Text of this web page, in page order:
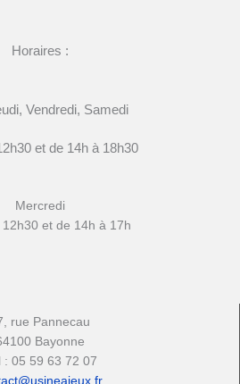
Horaires :
Vendredi, Samedi
et de 14h à 18h30
Mercredi
et de 14h à 17h
rue Pannecau
Bayonne
: 05 59 63 72 07